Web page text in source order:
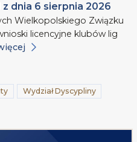
dnia 6 sierpnia 2026
Wielkopolskiego Związku
licencyjne klubów lig
Wydział Dyscypliny